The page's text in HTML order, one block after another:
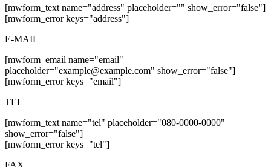
[mwform_text name="address" placeholder="" show_error="false"]
[mwform_error keys="address"]
E-MAIL
[mwform_email name="email"
placeholder="example@example.com" show_error="false"]
[mwform_error keys="email"]
TEL
[mwform_text name="tel" placeholder="080-0000-0000"
show_error="false"]
[mwform_error keys="tel"]
FAX